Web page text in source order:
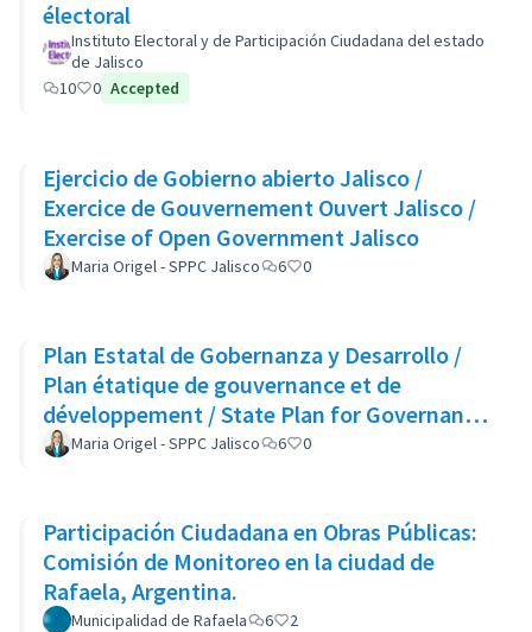
électoral
Instituto Electoral y de Participación Ciudadana del estado
de Jalisco
10
0 Accepted
Ejercicio de Gobierno abierto Jalisco /
Exercice de Gouvernement Ouvert Jalisco /
Exercise of Open Government Jalisco
Maria Origel - SPPC Jalisco 6 0
Plan Estatal de Gobernanza y Desarrollo /
Plan étatique de gouvernance et de
développement / State Plan for Governance
and Development
Maria Origel - SPPC Jalisco 6 0
Participación Ciudadana en Obras Públicas:
Comisión de Monitoreo en la ciudad de
Rafaela, Argentina.
Municipalidad de Rafaela 6 2